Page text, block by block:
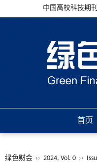
中国高校科技期
首页
绿色财会 ›› 2024, Vol. 0 ››